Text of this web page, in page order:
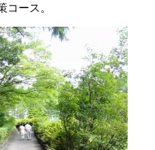
コース。